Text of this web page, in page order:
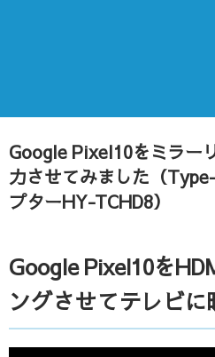
Google Pixel10をミラー
力させてみました（
プターHY-TCHD8）
Google Pixel10を
ングさせてテレビ